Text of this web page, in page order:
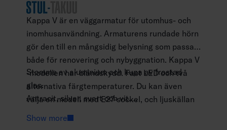
Kappa V är en väggarmatur för utomhus- och
inomhusanvändning. Armaturens rundade hörn
gör den till en mångsidig belysning som passar
både för renovering och nybyggnation. Kappa V
-modellen har bländskydd. Fast LED och två
alternativa färgtemperaturer. Du kan även
välja en modell med E27-sockel, och ljuskällan
Stomme av aluminium och kupa av frostad
glas.
Antracit, silver, svart och vit.
Ytmontering.
Show more